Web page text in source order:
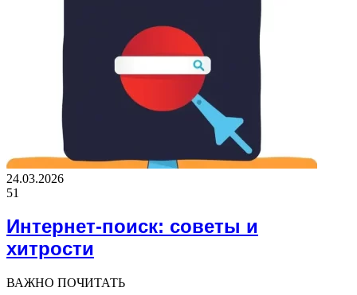
24.03.2026
51
Интернет-поиск: советы и
хитрости
ВАЖНО ПОЧИТАТЬ